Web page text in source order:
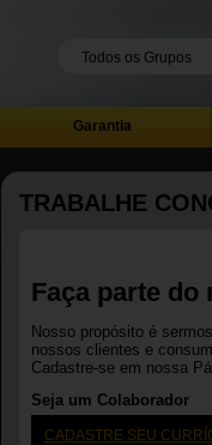
Garantia
TRABALHE
Faça parte do
Nosso propósito é
nossos clientes e
Cadastre-se em nossa
Seja um Colaborador
CADASTRE SEU